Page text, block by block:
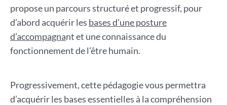
propose un parcours structuré et progressif, pour
d’abord acquérir les bases d’une posture
d’accompagnant et une connaissance du
fonctionnement de l’être humain.
Progressivement, cette pédagogie vous permettra
d’acquérir les bases essentielles à la compréhension